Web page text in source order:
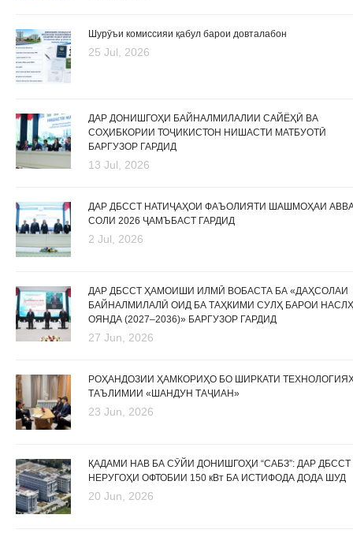
Шурӯъи комиссияи қабул барои довталабон
25 Jul, 2026
ДАР ДОНИШГОҲИ БАЙНАЛМИЛАЛИИ САЙЁҲӢ ВА
СОҲИБКОРИИ ТОҶИКИСТОН НИШАСТИ МАТБУОТӢ
БАРГУЗОР ГАРДИД
13 Jul, 2026
ДАР ДБССТ НАТИҶАҲОИ ФАЪОЛИЯТИ ШАШМОҲАИ
СОЛИ 2026 ҶАМЪБАСТ ГАРДИД
2 Jul, 2026
ДАР ДБССТ ҲАМОИШИ ИЛМӢ ВОБАСТА БА «ДАҲСОЛАИ
БАЙНАЛМИЛАЛӢ ОИД БА ТАҲКИМИ СУЛҲ БАРОИ
ОЯНДА (2027–2036)» БАРГУЗОР ГАРДИД
27 Jun, 2026
РОҲАНДОЗИИ ҲАМКОРИҲО БО ШИРКАТИ
ТАЪЛИМИИ «ШАНДУН ТАҶИАН»
23 Jun, 2026
ҚАДАМИ НАВ БА СӮЙИ ДОНИШГОҲИ “САБЗ”: ДАР ДБССТ
НЕРУГОҲИ ОФТОБИИ 150 кВт БА ИСТИФОДА ДОДА ШУД
20 Jun, 2026